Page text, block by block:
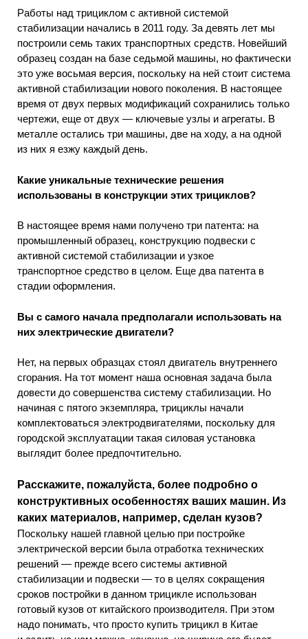
Работы над трициклом с активной системой
стабилизации начались в 2011 году. За девять лет мы
построили семь таких транспортных средств. Новейший
образец создан на базе седьмой машины, но фактически
это уже восьмая версия, поскольку на ней стоит система
активной стабилизации нового поколения. В настоящее
время от двух первых модификаций сохранились только
чертежи, еще от двух — ключевые узлы и агрегаты. В
металле остались три машины, две на ходу, а на одной
из них я езжу каждый день.
Какие уникальные технические решения
использованы в конструкции этих трициклов?
В настоящее время нами получено три патента: на
промышленный образец, конструкцию подвески с
активной системой стабилизации и узкое
транспортное средство в целом. Еще два патента в
стадии оформления.
Вы с самого начала предполагали использовать на
них электрические двигатели?
Нет, на первых образцах стоял двигатель внутреннего
сгорания. На тот момент наша основная задача была
довести до совершенства систему стабилизации. Но
начиная с пятого экземпляра, трициклы начали
комплектоваться электродвигателями, поскольку для
городской эксплуатации такая силовая установка
выглядит более предпочтительно.
Расскажите, пожалуйста, более подробно о
конструктивных особенностях ваших машин. Из
каких материалов, например, сделан кузов?
Поскольку нашей главной целью при постройке
электрической версии была отработка технических
решений — прежде всего системы активной
стабилизации и подвески — то в целях сокращения
сроков постройки в данном трицикле использован
готовый кузов от китайского производителя. При этом
надо понимать, что просто купить трицикл в Китае